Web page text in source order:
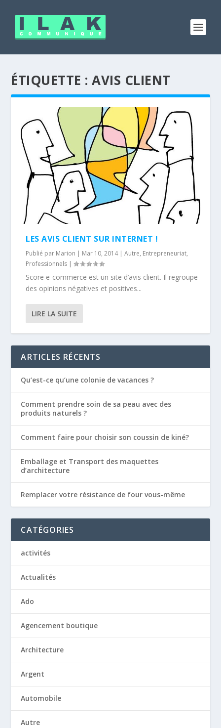
ÉTIQUETTE :AVIS CLIENT
LES AVIS CLIENT SUR INTERNET !
Publié par Marion | Mar 10, 2014|Autre, Entrepreneuriat,
Professionnels |
Score e-commerce est un site d’avis client. Il regroupe
des opinions négatives et positives...
LIRE LA SUITE
ARTICLES RÉCENTS
Qu’est-ce qu’une colonie de vacances ?
Comment prendre soin de sa peau avec des
produits naturels ?
Comment faire pour choisir son coussin de kiné?
Emballage et Transport des maquettes
d’architecture
Remplacer votre résistance de four vous-même
CATÉGORIES
activités
Actualités
Ado
Agencement boutique
Architecture
Argent
Automobile
Autre